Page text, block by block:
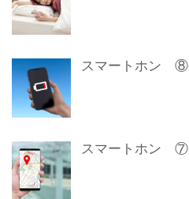
スマートホン ⑧
スマートホン ⑦